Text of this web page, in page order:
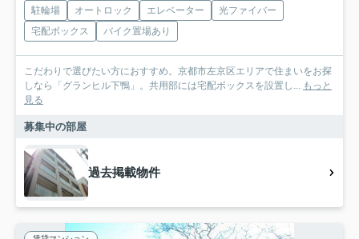
駐輪場 オートロック エレベーター
光ファイバー
宅配ボックス
バイク置場あり
こだわりで選びたい方におすすめ。京都市左京区エリアで住まいをお探
しなら「グランヒル下鴨」。共用部には宅配ボックスを設置し... もっと
見る
募集中の部屋
過去掲載物件